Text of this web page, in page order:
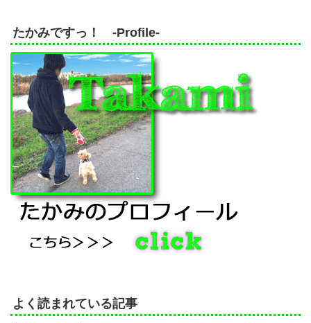
たかみですっ！ -Profile-
よく読まれている記事